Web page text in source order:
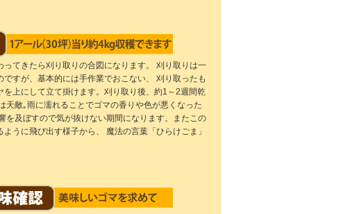
ってきたら刈り取りの合図になります。 刈り取りは一
すが、基本的には手作業でおこない、 刈り取ったも
上にして立て掛けます。刈り取り後、約1～2週間乾
天敵｡雨に濡れることでゴマの香りや色が悪くなった
を及ぼすので気が抜けない期間になります。またこの
うに飛び出す様子から、 魔法の言葉「ひらけごま」